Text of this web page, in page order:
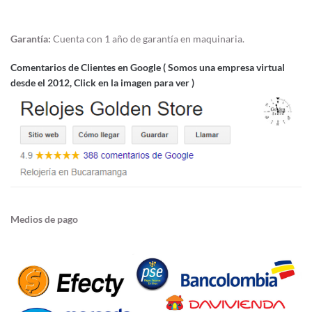
Garantía: Cuenta con 1 año de garantía en maquinaria.
Comentarios de Clientes en Google ( Somos una empresa virtual
desde el 2012, Click en la imagen para ver )
Medios de pago